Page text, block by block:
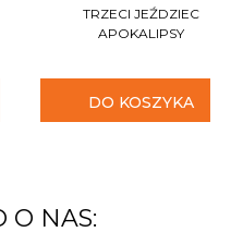
TRZECI JEŹDZIEC
APOKALIPSY
DO KOSZYKA
O NAS: